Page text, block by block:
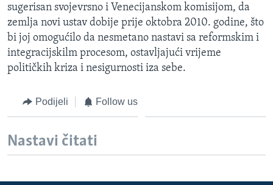
sugerisan svojevrsno i Venecijanskom komisijom, da
zemlja novi ustav dobije prije oktobra 2010. godine, što
bi joj omogućilo da nesmetano nastavi sa reformskim i
integracijskilm procesom, ostavljajući vrijeme
političkih kriza i nesigurnosti iza sebe.
Podijeli Follow us
Nastavi čitati